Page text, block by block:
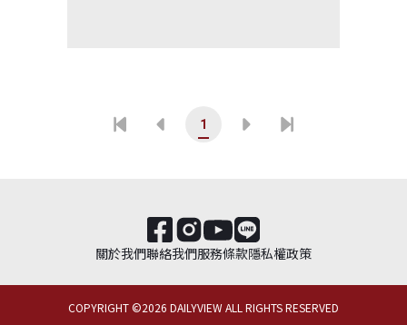
1
關於我們聯絡我們服務條款隱私權政策
COPYRIGHT ©2026 DAILYVIEW ALL RIGHTS RESERVED